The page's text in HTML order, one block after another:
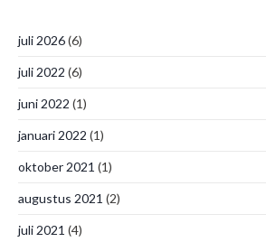
juli 2026(6)
juli 2022 (6)
juni 2022 (1)
januari 2022 (1)
oktober 2021 (1)
augustus 2021 (2)
juli 2021 (4)